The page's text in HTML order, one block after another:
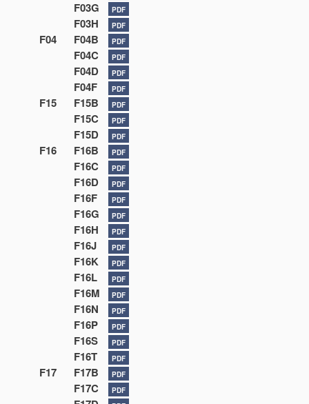
F03G PDF
F03H PDF
F04 F04B PDF
F04C PDF
F04D PDF
F04F PDF
F15 F15B PDF
F15C PDF
F15D PDF
F16 F16B PDF
F16C PDF
F16D PDF
F16F PDF
F16G PDF
F16H PDF
F16J PDF
F16K PDF
F16L PDF
F16M PDF
F16N PDF
F16P PDF
F16S PDF
F16T PDF
F17 F17B PDF
F17C PDF